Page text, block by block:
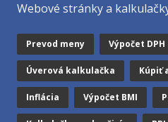
Webové stránky a
Prevod meny Výpočet DPH
Úverová kalkulačka Kúpiť
Inflácia Výpočet BMI